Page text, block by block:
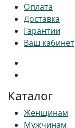
Оплата
Доставка
Гарантии
Ваш кабинет
Каталог
Женщинам
Мужчинам